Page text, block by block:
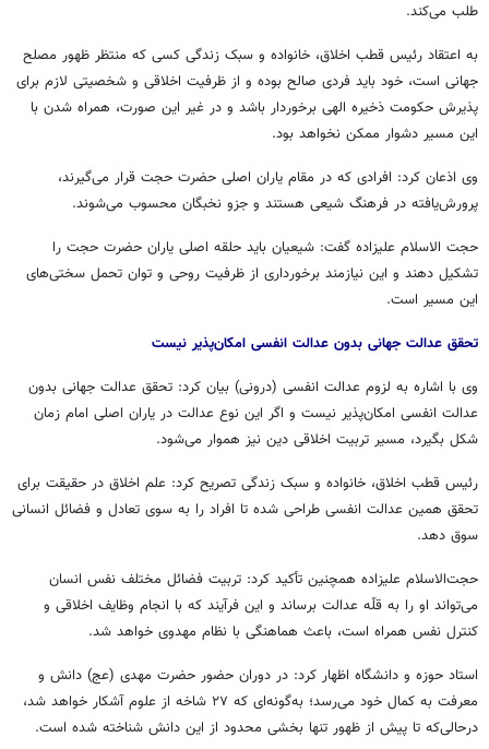
طلب می‌کند.
به اعتقاد رئیس قطب اخلاق، خانواده و سبک زندگی کسی که منتظر ظهور مصلح
جهانی است، خود باید فردی صالح بوده و از ظرفیت اخلاقی و شخصیتی لازم برای
پذیرش حکومت ذخیره الهی برخوردار باشد و در غیر این صورت، همراه شدن با
این مسیر دشوار ممکن نخواهد بود.
وی اذعان کرد: افرادی که در مقام یاران اصلی حضرت حجت قرار می‌گیرند،
پرورش‌یافته در فرهنگ شیعی هستند و جزو نخبگان محسوب می‌شوند.
حجت الاسلام علیزاده گفت: شیعیان باید حلقه اصلی یاران حضرت حجت را
تشکیل دهند و این نیازمند برخورداری از ظرفیت روحی و توان تحمل سختی‌های
این مسیر است.
تحقق عدالت جهانی بدون عدالت انفسی امکان‌پذیر نیست
وی با اشاره به لزوم عدالت انفسی (درونی) بیان کرد: تحقق عدالت جهانی بدون
عدالت انفسی امکان‌پذیر نیست و اگر این نوع عدالت در یاران اصلی امام زمان
شکل بگیرد، مسیر تربیت اخلاقی دین نیز هموار می‌شود.
رئیس قطب اخلاق، خانواده و سبک زندگی تصریح کرد: علم اخلاق در حقیقت برای
تحقق همین عدالت انفسی طراحی شده تا افراد را به سوی تعادل و فضائل انسانی
سوق دهد.
حجت‌الاسلام علیزاده همچنین تأکید کرد: تربیت فضائل مختلف نفس انسان
می‌تواند او را به قلّه عدالت برساند و این فرآیند که با انجام وظایف اخلاقی و
کنترل نفس همراه است، باعث هماهنگی با نظام مهدوی خواهد شد.
استاد حوزه و دانشگاه اظهار کرد: در دوران حضور حضرت مهدی (عج) دانش و
معرفت به کمال خود می‌رسد؛ به‌گونه‌ای که ۲۷ شاخه از علوم آشکار خواهد شد،
درحالی‌که تا پیش از ظهور تنها بخشی محدود از این دانش شناخته شده است.